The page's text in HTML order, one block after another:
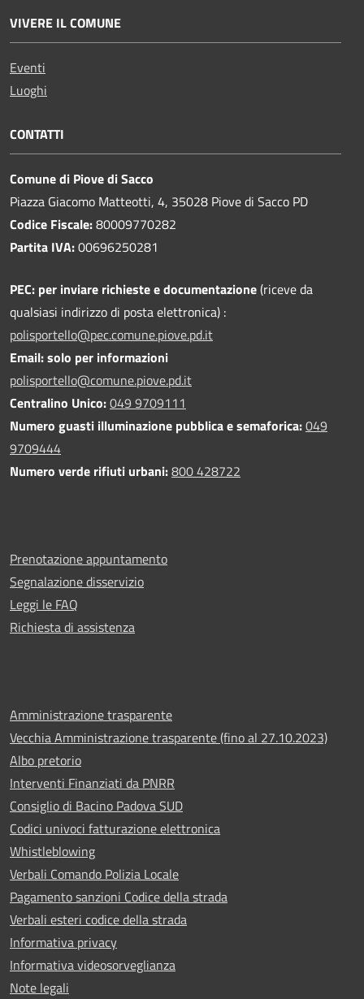
VIVERE IL COMUNE
Eventi
Luoghi
CONTATTI
Comune di Piove di Sacco
Piazza Giacomo Matteotti, 4, 35028 Piove di Sacco PD
Codice Fiscale:80009770282
Partita IVA:00696250281
PEC: per inviare richieste e documentazione(riceve da
qualsiasi indirizzo di posta elettronica) :
polisportello@pec.comune.piove.pd.it
Email: solo per informazioni
polisportello@comune.piove.pd.it
Centralino Unico:049 9709111
Numero guasti illuminazione pubblica e semaforica:049
9709444
Numero verde rifiuti urbani:800 428722
Prenotazione appuntamento
Segnalazione disservizio
Leggi le FAQ
Richiesta di assistenza
Amministrazione trasparente
Vecchia Amministrazione trasparente (fino al 27.10.2023)
Albo pretorio
Interventi Finanziati da PNRR
Consiglio di Bacino Padova SUD
Codici univoci fatturazione elettronica
Whistleblowing
Verbali Comando Polizia Locale
Pagamento sanzioni Codice della strada
Verbali esteri codice della strada
Informativa privacy
Informativa videosorveglianza
Note legali